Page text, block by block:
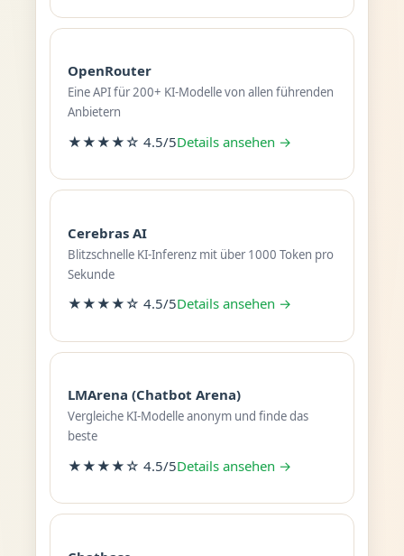
OpenRouter
Eine API für 200+ KI-Modelle von allen führenden
Anbietern
★★★★☆ 4.5/5Details ansehen →
Cerebras AI
Blitzschnelle KI-Inferenz mit über 1000 Token pro
Sekunde
★★★★☆ 4.5/5Details ansehen →
LMArena (Chatbot Arena)
Vergleiche KI-Modelle anonym und finde das
beste
★★★★☆ 4.5/5Details ansehen →